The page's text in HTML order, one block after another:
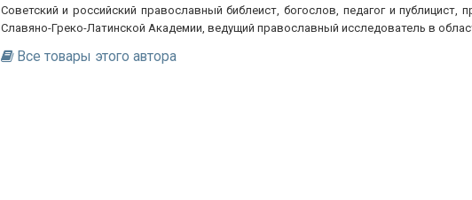
Советский и российский православный библеист, богослов, педагог и
Славяно-Греко-Латинской Академии, ведущий православный исследователь в
Все товары этого автора